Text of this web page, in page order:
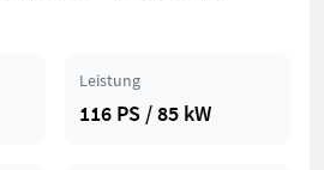
Leistung
116 PS / 85 kW